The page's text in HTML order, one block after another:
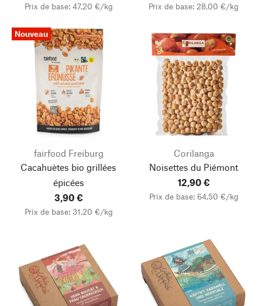
Prix de base: 47,20 €/kg Prix de base: 28,00 €/kg
Nouveau
fairfood Freiburg
Cacahuètes bio grillées
épicées
3,90 €
Prix de base: 31,20 €/kg
Corilanga
Noisettes du Piémont
12,90 €
Prix de base: 64,50 €/kg